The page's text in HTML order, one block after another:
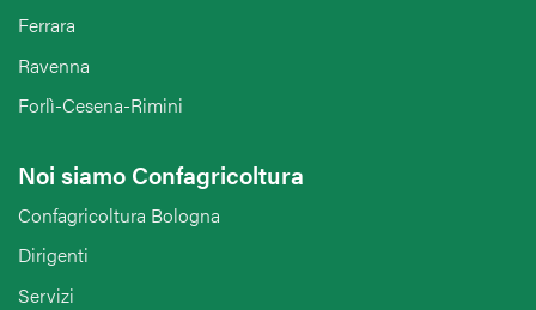
Ferrara
Ravenna
Forlì-Cesena-Rimini
Noi siamo Confagricoltura
Confagricoltura Bologna
Dirigenti
Servizi